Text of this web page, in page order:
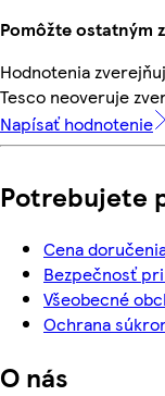
Pomôžte ostatným
Hodnotenia
Tesco neoveruje
Napísať hodnotenie
Potrebujete
Cena
Bezpečnosť
Všeobecné
Ochrana
O nás